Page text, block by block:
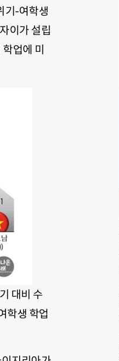
기-여학생
이가 설립
업에 미
대비 수
학생 학업